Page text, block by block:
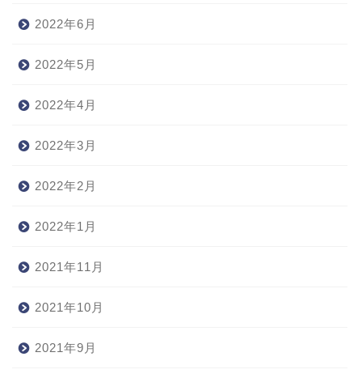
2022年6月
2022年5月
2022年4月
2022年3月
2022年2月
2022年1月
2021年11月
2021年10月
2021年9月